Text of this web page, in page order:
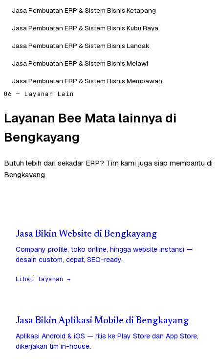
Jasa Pembuatan ERP & Sistem Bisnis Ketapang
Jasa Pembuatan ERP & Sistem Bisnis Kubu Raya
Jasa Pembuatan ERP & Sistem Bisnis Landak
Jasa Pembuatan ERP & Sistem Bisnis Melawi
Jasa Pembuatan ERP & Sistem Bisnis Mempawah
06 — Layanan Lain
Layanan Bee Mata lainnya di
Bengkayang
Butuh lebih dari sekadar ERP? Tim kami juga siap membantu di
Bengkayang.
Jasa Bikin Website di Bengkayang
Company profile, toko online, hingga website instansi —
desain custom, cepat, SEO-ready.
Lihat layanan →
Jasa Bikin Aplikasi Mobile di Bengkayang
Aplikasi Android & iOS — rilis ke Play Store dan App Store,
dikerjakan tim in-house.